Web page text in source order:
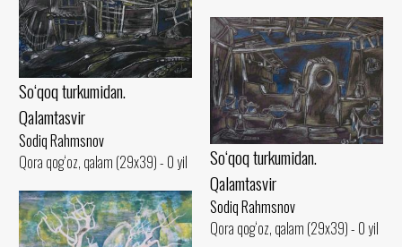
So‘qoq turkumidan.
Qalamtasvir
Sodiq Rahmsnov
Qora qog‘oz, qalam (29x39) - 0 yil
So‘qoq turkumidan.
Qalamtasvir
Sodiq Rahmsnov
Qora qog‘oz, qalam (29x39) - 0 yil